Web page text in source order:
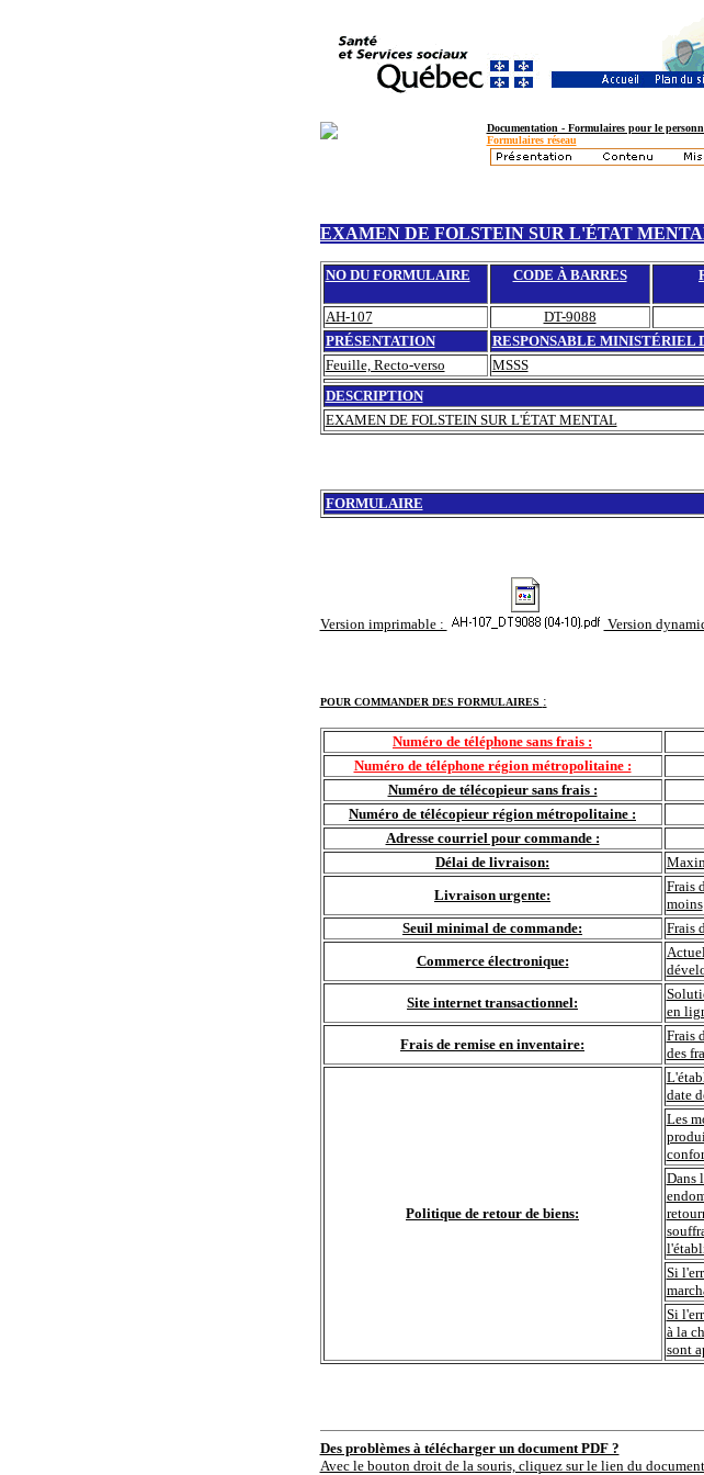
Documentation - Formulaires pour le
Formulaires réseau
EXAMEN DE FOLSTEIN SUR L'ÉTAT
NO DU FORMULAIRE CODE À BARRES
AH-107
DT-9088
PRÉSENTATION
RESPONSABLE MINISTÉRIEL
Feuille, Recto-verso
MSSS
DESCRIPTION
EXAMEN DE FOLSTEIN SUR L'ÉTAT MENTAL
FORMULAIRE
Version imprimable : Version
POUR COMMANDER DES FORMULAIRES :
Numéro de téléphone sans frais :
Numéro de téléphone région métropolitaine :
Numéro de télécopieur sans frais :
Numéro de télécopieur région métropolitaine :
Adresse courriel pour commande :
Délai de livraison:
Livraison urgente:
Frais
moins
Seuil minimal de commande:
Frais
Commerce électronique:
Site internet transactionnel:
en
Frais de remise en inventaire:
Frais
des
Politique de retour de biens:
date
Les
Dans
Si
Si
à la
sont
Des problèmes à télécharger un document PDF ?
Avec le bouton droit de la souris, cliquez sur le lien du